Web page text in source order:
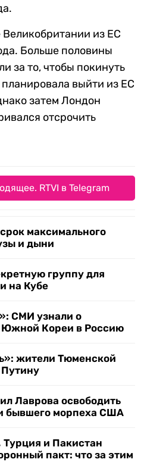
из ЕС
Больше половины
за то, чтобы покинуть
выйти из ЕС
затем Лондон
отсрочить
RTVI в Telegram
максимального
и дыни
группу для
на Кубе
СМИ узнали о
Южной Кореи в Россию
жители Тюменской
Путину
Лаврова освободить
бывшего морпеха США
и Пакистан
пакт: что за этим